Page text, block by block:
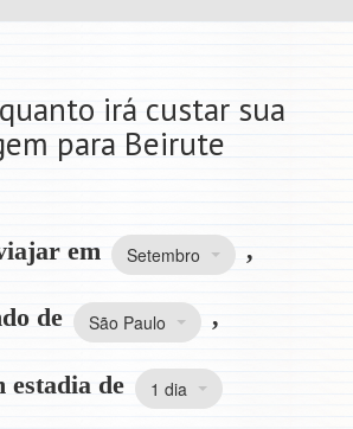
quanto irá custar sua
para Beirute
em Setembro ,
de São Paulo ,
estadia de 1 dia